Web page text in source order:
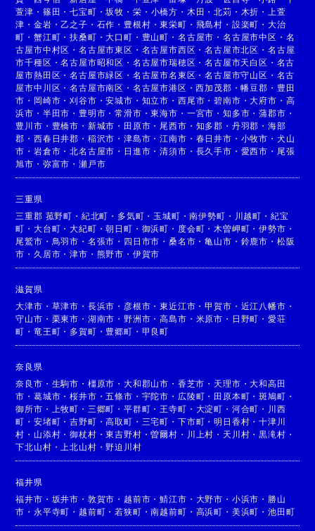
萱津 ・ 篠田 ・七宝町 ・坂牧 ・ 栄 ・ 小橋方 ・ 木田 ・北苅 ・ 木折 ・
上萱
津 ・金岩 ・乙之子 ・ 石作 ・ 豊根村 ・東栄町 ・ 飛島村 ・ 設楽町 ・ 大治
町 ・蟹江町 ・扶桑町 ・大口町 ・ 豊山町 ・ 名古屋市 ・ 名古屋市中区 ・ 名
古屋市中村区 ・名古屋市東区 ・ 名古屋市西区 ・名古屋市北区 ・ 名古屋
市千種区 ・名古屋市昭和区 ・ 名古屋市瑞穂区 ・名古屋市天白区 ・ 名古
屋市熱田区 ・名古屋市緑区 ・ 名古屋市名東区 ・名古屋市守山区 ・ 名古
屋市中川区 ・名古屋市南区 ・ 名古屋市港区 ・西加茂郡 ・幡豆郡 ・ 豊田
市 ・ 岡崎市 ・刈谷市 ・安城市 ・ 知立市 ・ 西尾市 ・碧南市 ・大府市 ・ 高
浜市 ・ 半田市 ・ 豊明市 ・常滑市 ・東海市 ・ 一宮市 ・ 知多市 ・蒲郡市 ・
豊川市 ・ 豊橋市 ・ 新城市 ・ 田原市 ・ 尾西市 ・ 知多郡 ・ 丹羽郡 ・ 海部
郡 ・西春日井郡 ・ 稲沢市 ・津島市 ・江南市 ・ 春日井市 ・ 小牧市 ・ 犬山
市 ・岩倉市 ・北名古屋市 ・ 日進市 ・清須市 ・ 長久手市 ・ 愛西市 ・ 尾張
旭市 ・ 弥富市 ・瀬戸市
三重県
三重郡 菰野町 ・ 紀北町 ・ 多気町 ・ 玉城町 ・南伊勢町 ・ 川越町 ・ 紀宝
町 ・大台町 ・大紀町 ・朝日町 ・ 御浜町 ・ 度会町 ・ 木曽岬町 ・伊勢市 ・
尾鷲市 ・ 鳥羽市 ・ 名張市 ・ 四日市市 ・桑名市 ・亀山市 ・ 鈴鹿市 ・ 松阪
市 ・ 久居市 ・津市 ・ 熊野市 ・ 伊賀市
滋賀県
大津市 ・ 草津市 ・ 長浜市 ・ 彦根市 ・東近江市 ・甲賀市 ・ 近江八幡市 ・
守山市 ・ 栗東市 ・ 湖南市 ・野洲市 ・高島市 ・ 米原市 ・ 日野町 ・ 愛荘
町 ・竜王町 ・ 多賀町 ・ 豊郷町 ・ 甲良町
奈良県
奈良市 ・ 生駒市 ・ 橿原市 ・大和郡山市 ・ 香芝市 ・ 天理市 ・大和高田
市 ・葛城市 ・桜井市 ・五條市 ・ 宇陀市 ・ 広陵町 ・ 田原本町 ・斑鳩町 ・
御所市 ・ 上牧町 ・ 三郷町 ・平群町 ・ 王寺町 ・ 大淀町 ・ 河合町 ・ 川西
町 ・安堵町 ・吉野町 ・高取町 ・ 三宅町 ・ 下市町 ・明日香村 ・十津川
村 ・ 山添村 ・御杖村 ・東吉野村 ・曽爾村 ・ 川上村 ・ 天川村 ・黒滝村 ・
下北山村 ・ 上北山村 ・野迫川村
福井県
福井市 ・ 坂井市 ・ 敦賀市 ・ 越前市 ・鯖江市 ・ 大野市 ・ 小浜市 ・ 勝山
市 ・永平寺町 ・ 越前町 ・若狭町 ・南越前町 ・ 高浜町 ・ 美浜町 ・ 池田町